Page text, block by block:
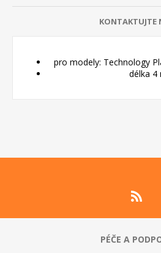
KONTAKTUJTE
pro modely: Technology
délka 4
PÉČE A